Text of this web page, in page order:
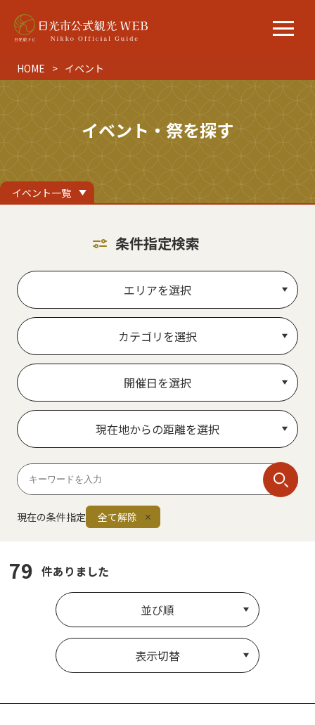
HOME イベント
イベント・祭を探す
イベント一覧
条件指定検索
エリアを選択
カテゴリを選択
開催日を選択
現在地からの距離を選択
現在の条件指定 全て解除
79 件ありました
並び順
表示切替